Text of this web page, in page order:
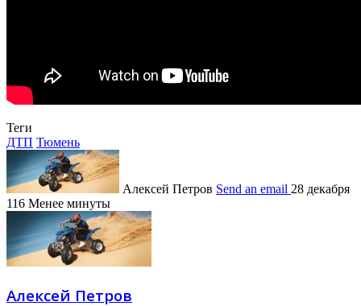
Теги
ДТП Тюмень
Алексей Петров Send an email 28 декабря
116 Менее минуты
Алексей Петров